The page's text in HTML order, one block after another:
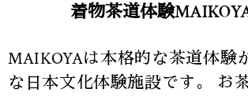
着物茶道体験
MAIKOYAは本格的な茶道体験
な日本文化体験施設です。 お